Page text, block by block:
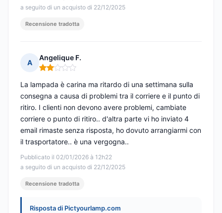
a seguito di un acquisto di 22/12/2025
Recensione tradotta
A
Angelique F.
Nota: 2 su 5
Pubblicato il 02/01/2026 à 12h22
a seguito di un acquisto di 22/12/2025
La lampada è carina ma ritardo di una settimana sulla
consegna a causa di problemi tra il corriere e il punto di
ritiro. I clienti non devono avere problemi, cambiate
corriere o punto di ritiro.. d'altra parte vi ho inviato 4
email rimaste senza risposta, ho dovuto arrangiarmi con
il trasportatore.. è una vergogna..
Recensione tradotta
Risposta di Pictyourlamp.com